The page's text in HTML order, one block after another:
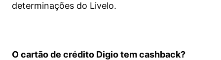
determinações do Livelo.
O cartão de crédito Digio tem cashback?